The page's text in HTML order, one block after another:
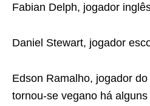
Fabian Delph, jogador
Daniel Stewart, jogador
Edson Ramalho, jogador
tornou-se vegano há